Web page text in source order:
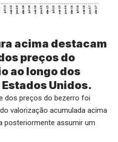
acima destacam
preços do
ao longo dos
Unidos.
dos preços do bezerro foi
valorização acumulada acima
posteriormente assumir um